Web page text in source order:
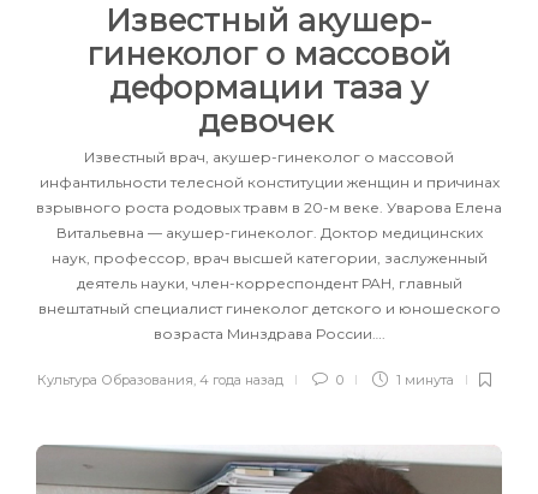
Известный акушер-
гинеколог о массовой
деформации таза у
девочек
Известный врач, акушер-гинеколог о массовой
инфантильности телесной конституции женщин и причинах
взрывного роста родовых травм в 20-м веке. Уварова Елена
Витальевна — акушер-гинеколог. Доктор медицинских
наук, профессор, врач высшей категории, заслуженный
деятель науки, член-корреспондент РАН, главный
внештатный специалист гинеколог детского и юношеского
возраста Минздрава России….
Культура Образования, 4 года назад 0 1 минута